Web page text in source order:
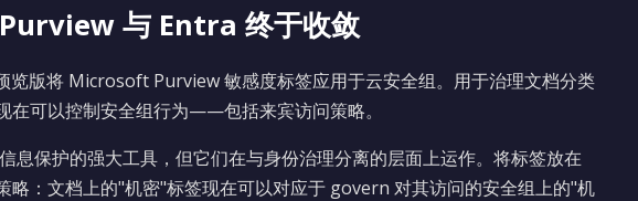
与 Entra 终于收敛
版将 Microsoft Purview 敏感度标签应用于云安全组。用于治理文档分类
可以控制安全组行为——包括来宾访问策略。
息保护的强大工具，但它们在与身份治理分离的层面上运作。将标签放在
略：文档上的"机密"标签现在可以对应于 govern 对其访问的安全组上的"机